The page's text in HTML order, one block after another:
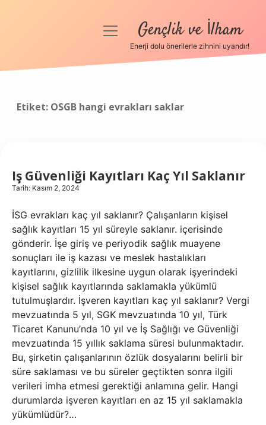
Anasayfa
menüyüGençlik ve İlham
Enerji dolu önerilerle zihnini uyandır!
Etiket: OSGB hangi evrakları saklar
Iş Güvenliği Kayıtları Kaç Yıl Saklanır
Tarih: Kasım 2, 2024
İSG evrakları kaç yıl saklanır? Çalışanların kişisel
sağlık kayıtları 15 yıl süreyle saklanır. içerisinde
gönderir. İşe giriş ve periyodik sağlık muayene
sonuçları ile iş kazası ve meslek hastalıkları
kayıtlarını, gizlilik ilkesine uygun olarak işyerindeki
kişisel sağlık kayıtlarında saklamakla yükümlü
tutulmuşlardır. İşveren kayıtları kaç yıl saklanır? Vergi
mevzuatında 5 yıl, SGK mevzuatında 10 yıl, Türk
Ticaret Kanunu’nda 10 yıl ve İş Sağlığı ve Güvenliği
mevzuatında 15 yıllık saklama süresi bulunmaktadır.
Bu, şirketin çalışanlarının özlük dosyalarını belirli bir
süre saklaması ve bu süreler geçtikten sonra ilgili
verileri imha etmesi gerektiği anlamına gelir. Hangi
durumlarda işveren kayıtları en az 15 yıl saklamakla
yükümlüdür?…